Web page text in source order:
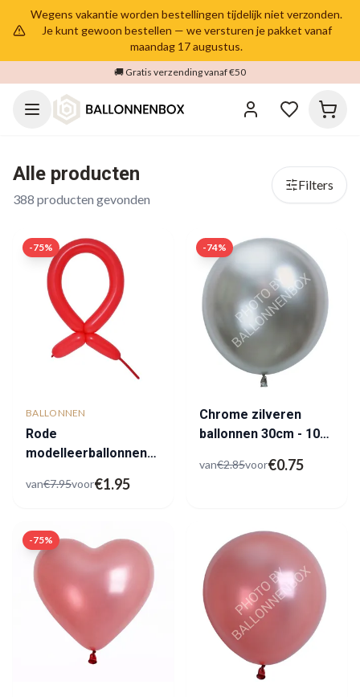
Wegens vakantie worden bestellingen tijdelijk niet verzonden.
Je kunt gewoon bestellen — we versturen je pakket vanaf
maandag 17 augustus.
🚚 Gratis verzending vanaf €50
Alle producten
388 producten gevonden
Filters
-75%
BALLONNEN
Rode
modelleerballonnen
van€7.95voor€1.95
-74%
Chrome zilveren
ballonnen 30cm - 10
van€2.85voor€0.75
-75%